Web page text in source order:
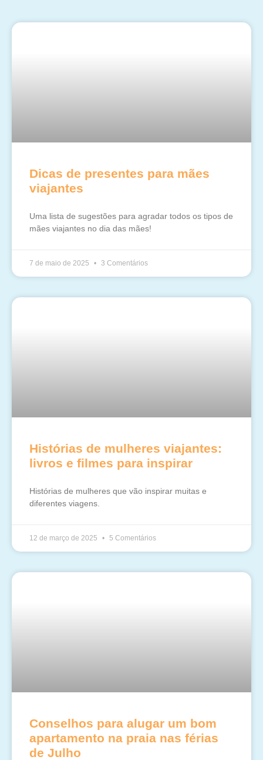
Dicas de presentes para mães
viajantes
Uma lista de sugestões para agradar todos os tipos de
mães viajantes no dia das mães!
7 de maio de 2025 3 Comentários
Histórias de mulheres viajantes:
livros e filmes para inspirar
Histórias de mulheres que vão inspirar muitas e
diferentes viagens.
12 de março de 2025 5 Comentários
Conselhos para alugar um bom
apartamento na praia nas férias
de Julho